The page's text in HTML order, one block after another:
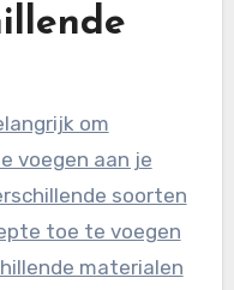
om
voegen aan je
soorten
toe te voegen
materialen